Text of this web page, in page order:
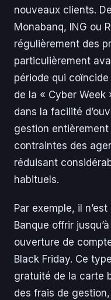
nouveaux clients.
Monabanq, ING ou
régulièrement des
particulièrement
période qui
de la « Cyber Week
dans la facilité
gestion
contraintes des
réduisant
habituels.
Par exemple, il
Banque offrir
ouverture de
Black Friday. Ce
gratuité de la carte
des frais de